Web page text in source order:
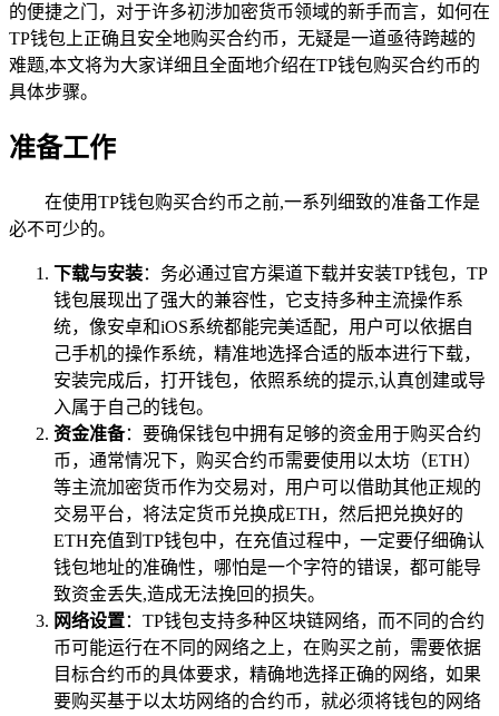
的便捷之门，对于许多初涉加密货币领域的新手而言，如何在
TP钱包上正确且安全地购买合约币，无疑是一道亟待跨越的
难题,本文将为大家详细且全面地介绍在TP钱包购买合约币的
具体步骤。
准备工作
在使用TP钱包购买合约币之前,一系列细致的准备工作是
必不可少的。
下载与安装：务必通过官方渠道下载并安装TP钱包，TP
钱包展现出了强大的兼容性，它支持多种主流操作系
统，像安卓和iOS系统都能完美适配，用户可以依据自
己手机的操作系统，精准地选择合适的版本进行下载，
安装完成后，打开钱包，依照系统的提示,认真创建或导
入属于自己的钱包。
资金准备：要确保钱包中拥有足够的资金用于购买合约
币，通常情况下，购买合约币需要使用以太坊（ETH）
等主流加密货币作为交易对，用户可以借助其他正规的
交易平台，将法定货币兑换成ETH，然后把兑换好的
ETH充值到TP钱包中，在充值过程中，一定要仔细确认
钱包地址的准确性，哪怕是一个字符的错误，都可能导
致资金丢失,造成无法挽回的损失。
网络设置：TP钱包支持多种区块链网络，而不同的合约
币可能运行在不同的网络之上，在购买之前，需要依据
目标合约币的具体要求，精确地选择正确的网络，如果
要购买基于以太坊网络的合约币，就必须将钱包的网络